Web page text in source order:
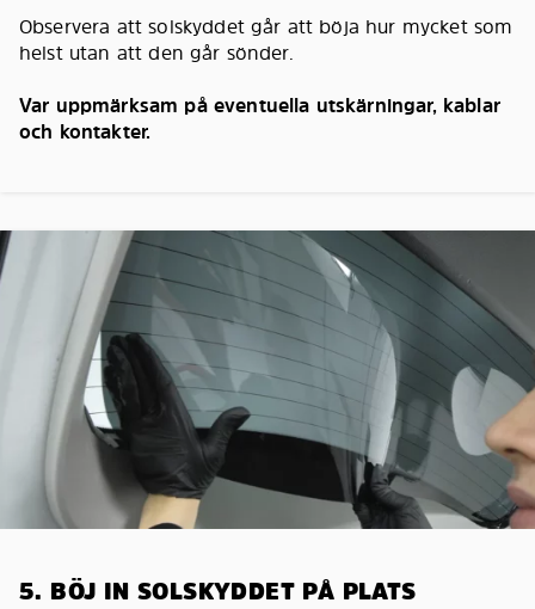
Observera att solskyddet går att böja hur mycket som
helst utan att den går sönder.
Var uppmärksam på eventuella utskärningar, kablar
och kontakter.
5. BÖJ IN SOLSKYDDET PÅ PLATS